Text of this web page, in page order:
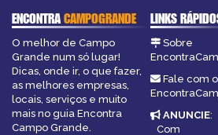
ENCONTRACAMPOGRANDE
O melhor de Campo
Grande num só lugar!
Dicas, onde ir, o que fazer,
as melhores empresas,
locais, serviços e muito
mais no guia Encontra
Campo Grande.
LINKS
Sobre
Fale com o
ANUNCIE:
Com